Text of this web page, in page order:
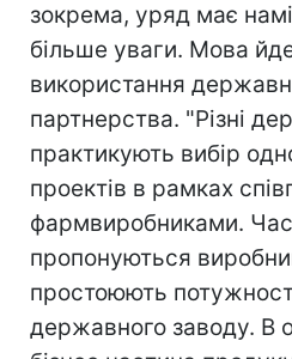
зокрема, уряд має
більше уваги. Мова
використання
партнерства. "Різні
практикують вибір
проектів в рамках
фармвиробниками.
пропонуються
простоюють
державного заводу. В